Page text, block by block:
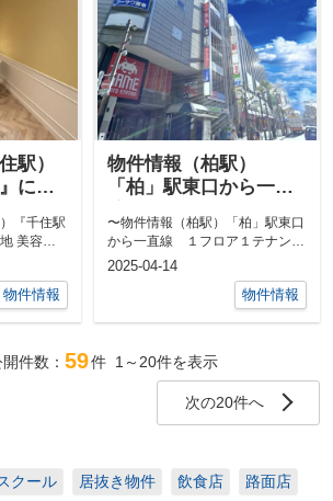
駅）
に面
『千住駅
美容ク
容クリニ
物件情報
物件情報（柏駅）
「柏」駅東口から一直
トで使いやすい環境
〜物件情報（柏駅）「柏」駅東口
から一直線 １フロア１テナント
で使いやすい環境〜「柏」駅一番
2025-04-14
物件情報
件数： 59件 1～20件を表示
次の20件へ
クール 居抜き物件 飲食店 路面店